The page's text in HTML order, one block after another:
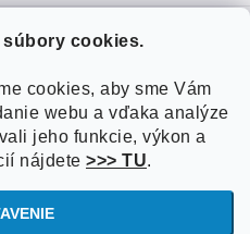
cookies.
cookies, aby sme Vám
webu a vďaka analýze
jeho funkcie, výkon a
nájdete >>> TU.